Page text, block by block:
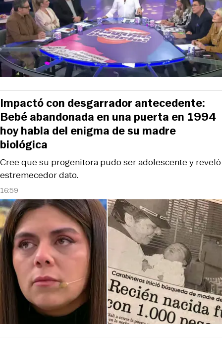
16:59
Cree que su progenitora pudo ser adolescente y reveló
estremecedor dato.
Impactó con desgarrador antecedente:
Bebé abandonada en una puerta en 1994
hoy habla del enigma de su madre
biológica